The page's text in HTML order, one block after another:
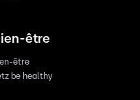
être
être
be healthy